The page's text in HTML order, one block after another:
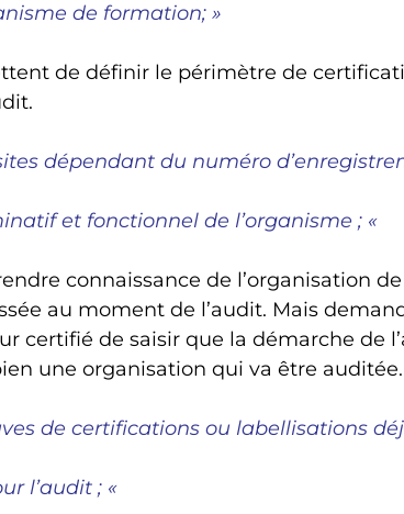
de formation; »
de définir le périmètre de
dépendant du numéro
et fonctionnel de l’organisme ; «
connaissance de l’organisation
au moment de l’audit. Mais
certifié de saisir que la démarche de
une organisation qui va être auditée.
de certifications ou labellisations
l’audit ; «